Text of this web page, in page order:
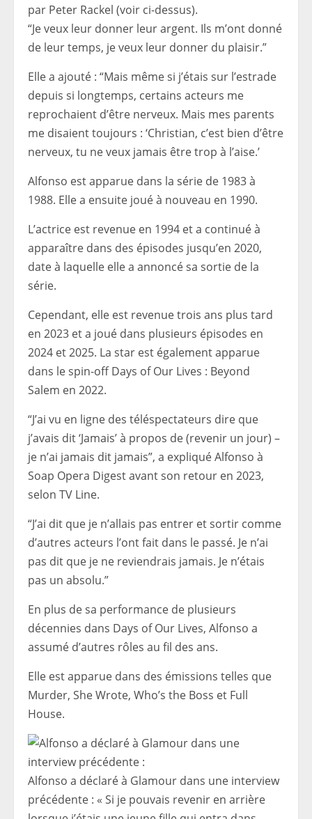
par Peter Rackel (voir ci-dessus).
“Je veux leur donner leur argent. Ils m’ont donné
de leur temps, je veux leur donner du plaisir.”
Elle a ajouté : “Mais même si j’étais sur l’estrade
depuis si longtemps, certains acteurs me
reprochaient d’être nerveux. Mais mes parents
me disaient toujours : ‘Christian, c’est bien d’être
nerveux, tu ne veux jamais être trop à l’aise.’
Alfonso est apparue dans la série de 1983 à
1988. Elle a ensuite joué à nouveau en 1990.
L’actrice est revenue en 1994 et a continué à
apparaître dans des épisodes jusqu’en 2020,
date à laquelle elle a annoncé sa sortie de la
série.
Cependant, elle est revenue trois ans plus tard
en 2023 et a joué dans plusieurs épisodes en
2024 et 2025. La star est également apparue
dans le spin-off Days of Our Lives : Beyond
Salem en 2022.
“J’ai vu en ligne des téléspectateurs dire que
j’avais dit ‘Jamais’ à propos de (revenir un jour) –
je n’ai jamais dit jamais”, a expliqué Alfonso à
Soap Opera Digest avant son retour en 2023,
selon TV Line.
“J’ai dit que je n’allais pas entrer et sortir comme
d’autres acteurs l’ont fait dans le passé. Je n’ai
pas dit que je ne reviendrais jamais. Je n’étais
pas un absolu.”
En plus de sa performance de plusieurs
décennies dans Days of Our Lives, Alfonso a
assumé d’autres rôles au fil des ans.
Elle est apparue dans des émissions telles que
Murder, She Wrote, Who’s the Boss et Full
House.
Alfonso a déclaré à Glamour dans une interview
précédente : « Si je pouvais revenir en arrière